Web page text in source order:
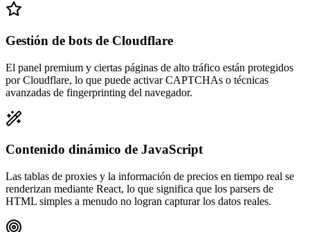
Gestión de bots de Cloudflare
El panel premium y ciertas páginas de alto tráfico están protegidos
por Cloudflare, lo que puede activar CAPTCHAs o técnicas
avanzadas de fingerprinting del navegador.
Contenido dinámico de JavaScript
Las tablas de proxies y la información de precios en tiempo real se
renderizan mediante React, lo que significa que los parsers de
HTML simples a menudo no logran capturar los datos reales.